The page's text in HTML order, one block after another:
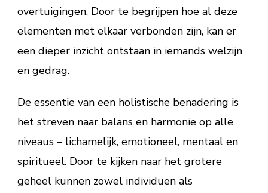
overtuigingen. Door te begrijpen hoe al deze
elementen met elkaar verbonden zijn, kan er
een dieper inzicht ontstaan in iemands welzijn
en gedrag.
De essentie van een holistische benadering is
het streven naar balans en harmonie op alle
niveaus – lichamelijk, emotioneel, mentaal en
spiritueel. Door te kijken naar het grotere
geheel kunnen zowel individuen als